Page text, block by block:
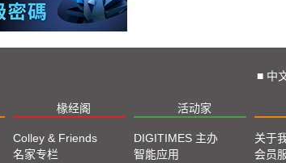
■ 中
椽经阁 活动家
Colley & Friends
名家专栏
DIGITIMES 主办
智能应用
关于
会员